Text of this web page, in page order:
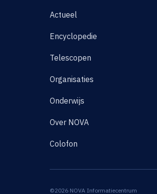
Actueel
Encyclopedie
Telescopen
Organisaties
Onderwijs
Over NOVA
Colofon
©2026 NOVA Informatiecentrum